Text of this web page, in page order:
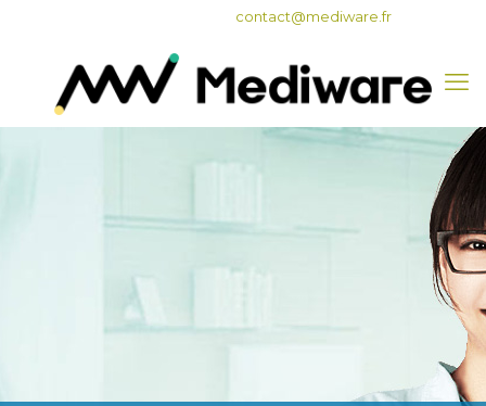
contact@mediware.fr